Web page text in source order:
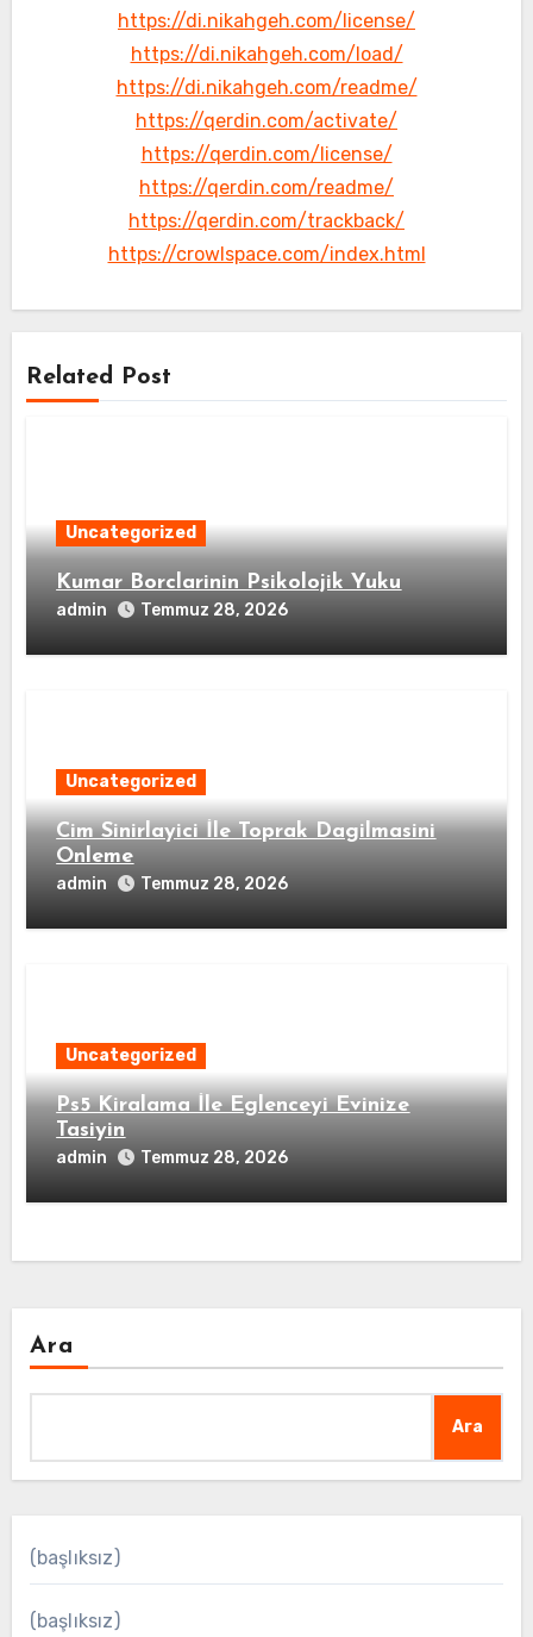
https://di.nikahgeh.com/license/
https://di.nikahgeh.com/load/
https://di.nikahgeh.com/readme/
https://qerdin.com/activate/
https://qerdin.com/license/
https://qerdin.com/readme/
https://qerdin.com/trackback/
https://crowlspace.com/index.html
Related Post
Uncategorized
Kumar Borclarinin Psikolojik Yuku
admin Temmuz 28, 2026
Uncategorized
Cim Sinirlayici İle Toprak Dagilmasini
Onleme
admin Temmuz 28, 2026
Uncategorized
Ps5 Kiralama İle Eglenceyi Evinize
Tasiyin
admin Temmuz 28, 2026
Ara
Ara
(başlıksız)
(başlıksız)